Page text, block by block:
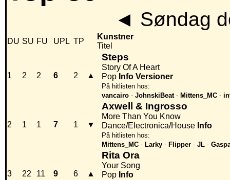
◄ Søndag
DU SU FU UPL TP
Kunstner
Titel
1 2 2 6 2 ▲
Steps
Story Of A Heart
Pop Info Versioner
På hitlisten hos:
vancairo - JohnskiBeat- Mittens_MC -
2 1 1 7 1 ▼
Axwell & Ingrosso
More Than You Know
Dance/Electronica/House Info
På hitlisten hos:
Mittens_MC - Larky - Flipper - JL -
3 22 11 9 6 ▲
Rita Ora
Your Song
Pop Info